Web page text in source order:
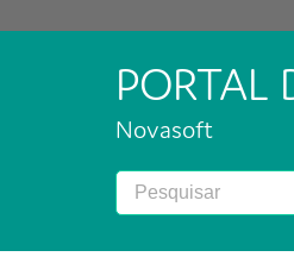
PORTAL
Novasoft